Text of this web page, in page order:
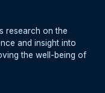
research on the
and insight into
the well-being of